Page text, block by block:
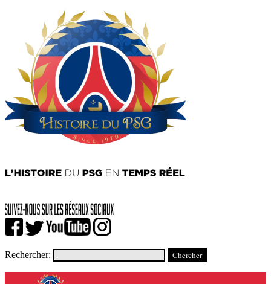
Rechercher: